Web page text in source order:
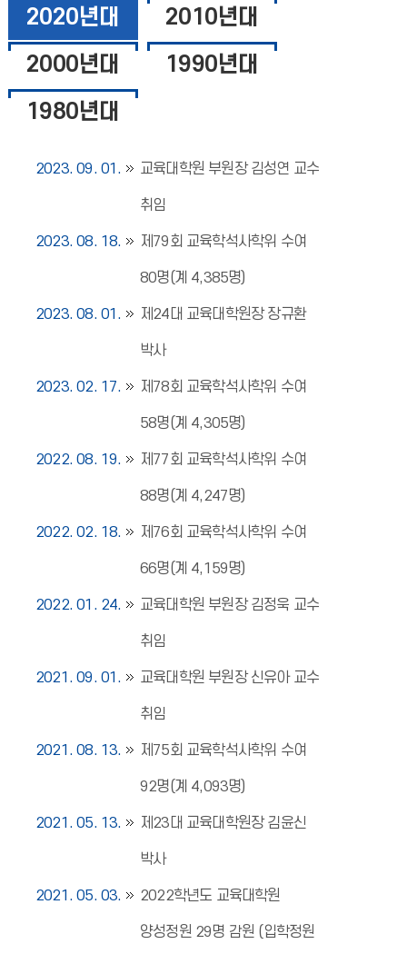
2020년대
2010년대
2000년대
1990년대
1980년대
2023. 09. 01. 교육대학원 부원장 김성연 교수
취임
2023. 08. 18. 제79회 교육학석사학위 수여
80명(계 4,385명)
2023. 08. 01. 제24대 교육대학원장 장규환
박사
2023. 02. 17. 제78회 교육학석사학위 수여
58명(계 4,305명)
2022. 08. 19. 제77회 교육학석사학위 수여
88명(계 4,247명)
2022. 02. 18. 제76회 교육학석사학위 수여
66명(계 4,159명)
2022. 01. 24. 교육대학원 부원장 김정욱 교수
취임
2021. 09. 01. 교육대학원 부원장 신유아 교수
취임
2021. 08. 13. 제75회 교육학석사학위 수여
92명(계 4,093명)
2021. 05. 13. 제23대 교육대학원장 김윤신
박사
2021. 05. 03. 2022학년도 교육대학원
양성정원 29명 감원 (입학정원